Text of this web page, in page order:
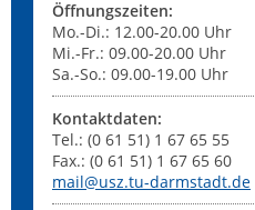
Öffnungszeiten:
Mo.-Di.: 12.00-20.00 Uhr
Mi.-Fr.: 09.00-20.00 Uhr
Sa.-So.: 09.00-19.00 Uhr
Kontaktdaten:
Tel.: (0 61 51) 1 67 65 55
Fax.: (0 61 51) 1 67 65 60
mail@usz.tu-darmstadt.de